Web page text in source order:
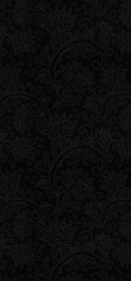
Giường Ngủ Victoria Tân Cổ